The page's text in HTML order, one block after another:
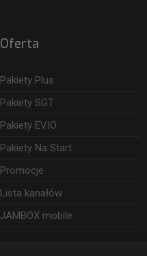
Oferta
Pakiety Plus
Pakiety SGT
Pakiety EVIO
Pakiety Na Start
Promocje
Lista kanałów
JAMBOX mobile